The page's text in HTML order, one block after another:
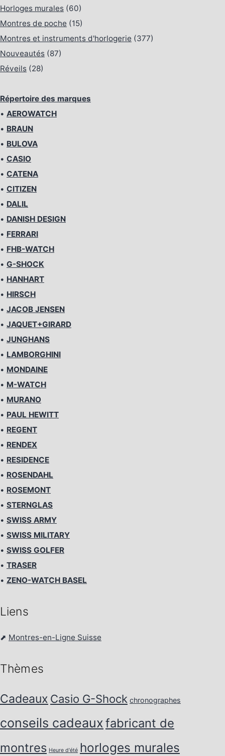
Horloges murales (60)
Montres de poche (15)
Montres et instruments d'horlogerie (377)
Nouveautés (87)
Réveils (28)
Répertoire des marques
• AEROWATCH
• BRAUN
• BULOVA
• CASIO
• CATENA
• CITIZEN
• DALIL
• DANISH DESIGN
• FERRARI
• FHB-WATCH
• G-SHOCK
• HANHART
• HIRSCH
• JACOB JENSEN
• JAQUET+GIRARD
• JUNGHANS
• LAMBORGHINI
• MONDAINE
• M-WATCH
• MURANO
• PAUL HEWITT
• REGENT
• RENDEX
• RESIDENCE
• ROSENDAHL
• ROSEMONT
• STERNGLAS
• SWISS ARMY
• SWISS MILITARY
• SWISS GOLFER
• TRASER
• ZENO-WATCH BASEL
Liens
⬈ Montres-en-Ligne Suisse
Thèmes
Cadeaux Casio G-Shock chronographes
conseils cadeauxfabricant de
montres Heure d'été horloges murales